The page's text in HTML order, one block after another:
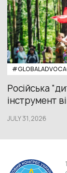
Російська
інструмент
JULY 31,2026